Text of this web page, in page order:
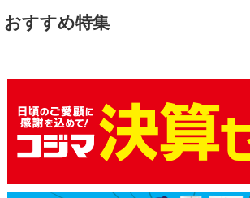
おすすめ特集